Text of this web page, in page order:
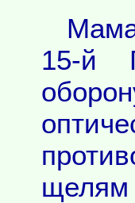
15-й
щелям